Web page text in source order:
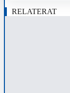
RELATERAT